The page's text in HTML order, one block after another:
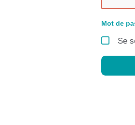
Mot de
Se